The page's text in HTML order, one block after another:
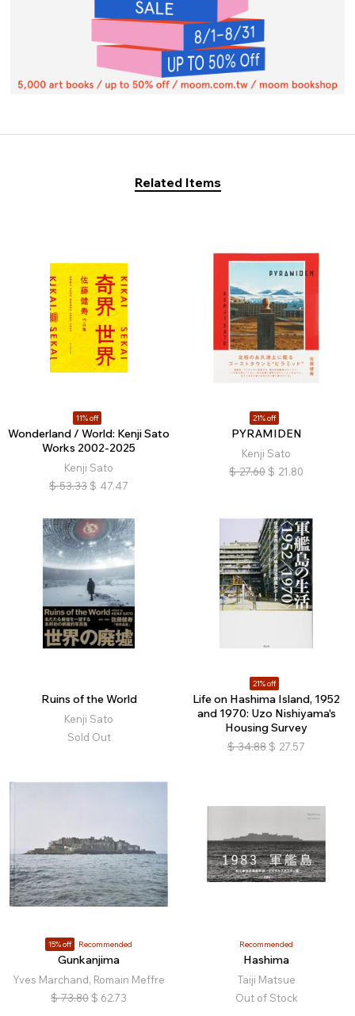
Related Items
11% off
Wonderland / World: Kenji Sato
Works 2002-2025
Kenji Sato
$ 53.33 $ 47.47
21% off
PYRAMIDEN
Kenji Sato
$ 27.60 $ 21.80
Ruins of the World
Kenji Sato
Sold Out
21% off
Life on Hashima Island, 1952
and 1970: Uzo Nishiyama's
Housing Survey
$ 34.88 $ 27.57
15% off Recommended
Gunkanjima
Yves Marchand, Romain Meffre
$ 73.80 $ 62.73
Recommended
Hashima
Taiji Matsue
Out of Stock